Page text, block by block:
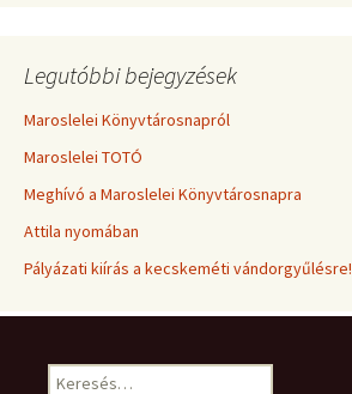
Legutóbbi bejegyzések
Maroslelei Könyvtárosnapról
Maroslelei TOTÓ
Meghívó a Maroslelei Könyvtárosnapra
Attila nyomában
Pályázati kiírás a kecskeméti vándorgyűlésre!
Keresés: